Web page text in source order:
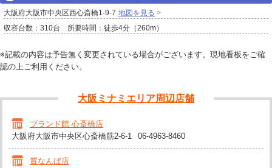
大阪府大阪市中央区西心斎橋1-9-7 地図を見る
収容台数：310台 所要時間：徒歩4分（260m）
※記載の内容は予告無く変更されている場合がございます。現地看板をご確
認の上ご利用ください。
大阪ミナミエリア周辺店舗
ブランド館 心斎橋店
大阪府大阪市中央区心斎橋筋2-6-1
06-4963-8460
質なんば店